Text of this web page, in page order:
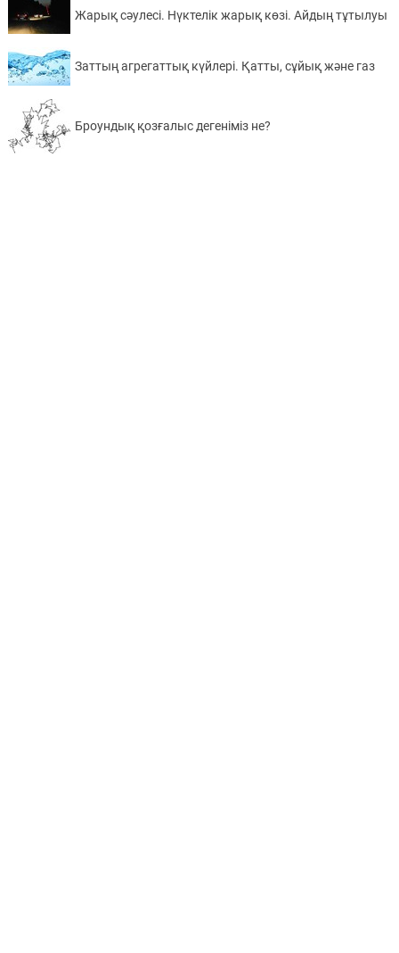
Жарық сәулесі. Нүктелік жарық көзі. Айдың тұтылуы
Заттың агрегаттық күйлері. Қатты, сұйық және газ
Броундық қозғалыс дегеніміз не?